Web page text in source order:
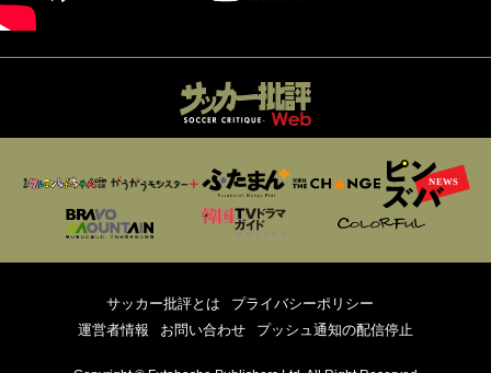
サッカー批評とは
プライバシーポリシー
運営者情報
お問い合わせ プッシュ通知の配信停止